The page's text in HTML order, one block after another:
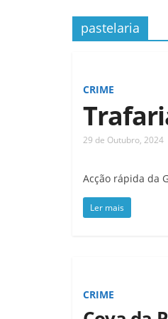
pastelaria
CRIME
29 de Outubro, 2024
Acção rápida da
Ler mais
CRIME